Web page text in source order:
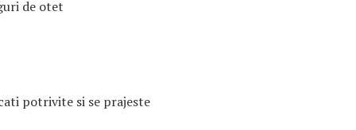
de otet
potrivite si se prajeste